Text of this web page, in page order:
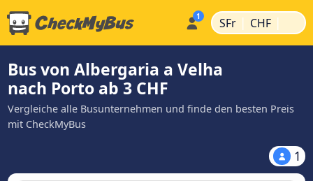
SFr | CHF |
Bus von Albergaria a Velha
nach Porto ab 3 CHF
Vergleiche alle Busunternehmen und finde den besten Preis
mit CheckMyBus
1